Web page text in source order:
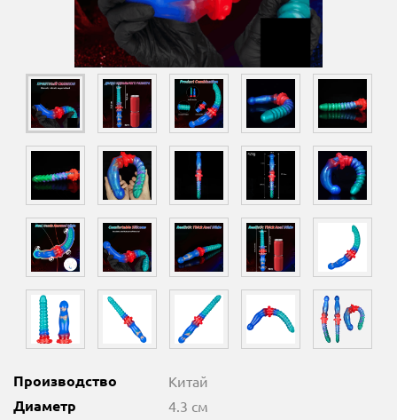
Производство Китай
Диаметр 4.3 см